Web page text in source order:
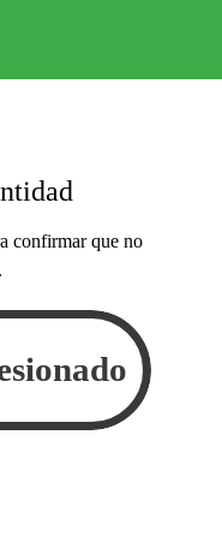
confirmar que no